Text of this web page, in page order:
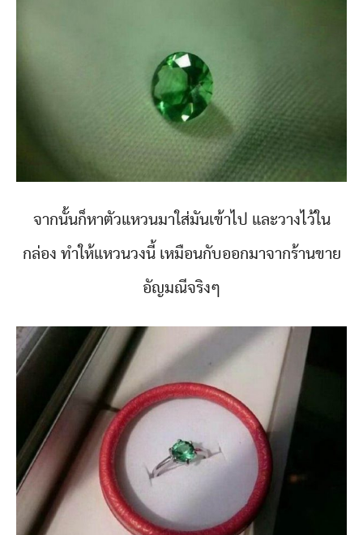
จากนั้นก็หาตัวแหวนมาใส่มันเข้าไป และวางไว้ใน
กล่อง ทำให้แหวนวงนี้ เหมือนกับออกมาจากร้านขาย
อัญมณีจริงๆ